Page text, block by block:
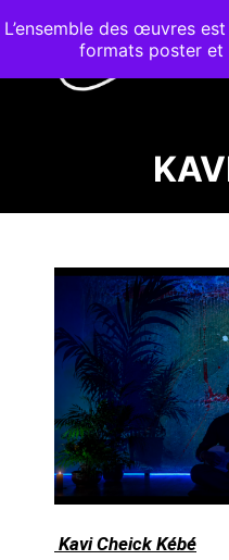
L’ensemble des œuvres
formats poster et
Kavi Cheick Kébé